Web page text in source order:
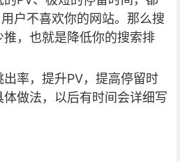
户不喜欢你的网站。那么搜
，也就是降低你的搜索排
率，提升PV，提高停留时
做法，以后有时间会详细写